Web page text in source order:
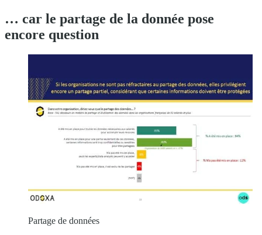
… car le partage de la donnée pose
encore question
Partage de données